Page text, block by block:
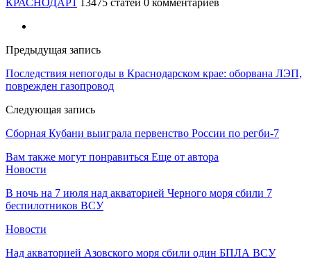
Предыдущая запись
Последствия непогоды в Краснодарском крае: оборвана ЛЭП,
поврежден газопровод
Следующая запись
Сборная Кубани выиграла первенство России по регби-7
Вам также могут понравиться Еще от автора
Новости
В ночь на 7 июля над акваторией Черного моря сбили 7
беспилотников ВСУ
Новости
Над акваторией Азовского моря сбили один БПЛА ВСУ